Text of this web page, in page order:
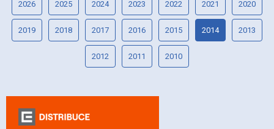
2026 2025 2024 2023 2022 2021 2020
2019 2018 2017 2016 2015 2014 2013
2012 2011 2010